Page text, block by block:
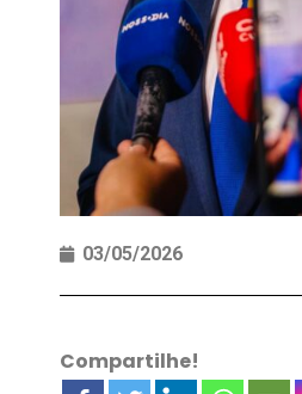
03/05/2026
Compartilhe!